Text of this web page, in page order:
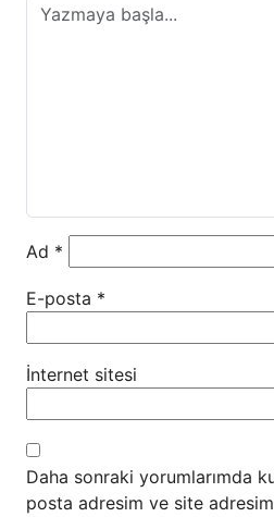
Ad *
E-posta *
İnternet sitesi
Daha sonraki yorumlarımda
posta adresim ve site adresim